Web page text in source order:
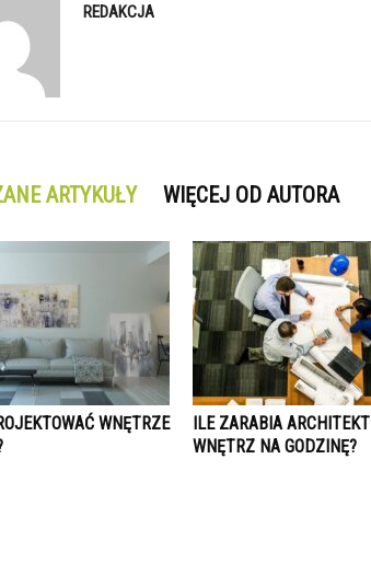
REDAKCJA
ARTYKUŁY WIĘCEJ OD AUTORA
WNĘTRZE
ILE ZARABIA ARCHITEKT
WNĘTRZ NA GODZINĘ?